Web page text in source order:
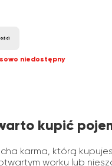
niedostępny
kupić
karma, którą
worku lub